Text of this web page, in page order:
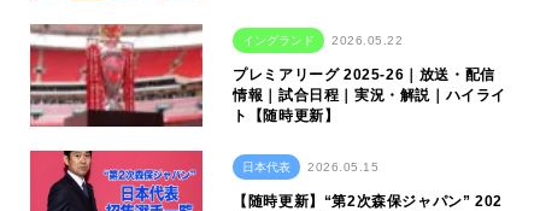
イングランド 2026.05.22
プレミアリーグ 2025-26｜放送・配信
情報｜試合日程｜実況・解説｜ハイライ
ト【随時更新】
日本代表 2026.05.15
【随時更新】“第2次森保ジャパン” 202